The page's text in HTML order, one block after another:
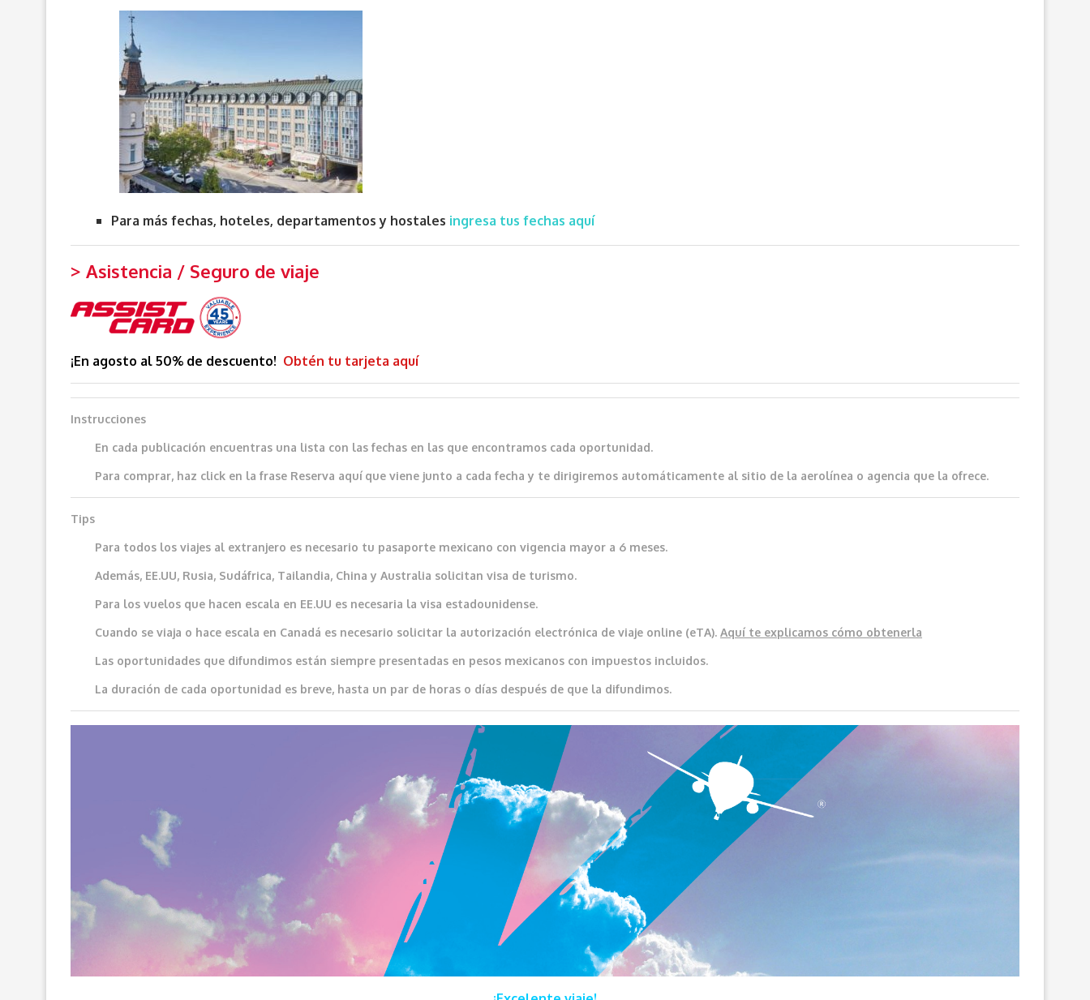
Para más fechas, hoteles, departamentos y hostales ingresa tus fechas aquí
> Asistencia / Seguro de viaje
¡En agosto al 50% de descuento! Obtén tu tarjeta aquí
Instrucciones
En cada publicación encuentras una lista con las fechas en las que encontramos cada oportunidad.
Para comprar, haz click en la frase Reserva aquí que viene junto a cada fecha y te dirigiremos automáticamente al sitio de la aerolínea o agencia que la ofrece.
Tips
Para todos los viajes al extranjero es necesario tu pasaporte mexicano con vigencia mayor a 6 meses.
Además, EE.UU, Rusia, Sudáfrica, Tailandia, China y Australia solicitan visa de turismo.
Para los vuelos que hacen escala en EE.UU es necesaria la visa estadounidense.
Cuando se viaja o hace escala en Canadá es necesario solicitar la autorización electrónica de viaje online (eTA). Aquí te explicamos cómo obtenerla
Las oportunidades que difundimos están siempre presentadas en pesos mexicanos con impuestos incluidos.
La duración de cada oportunidad es breve, hasta un par de horas o días después de que la difundimos.